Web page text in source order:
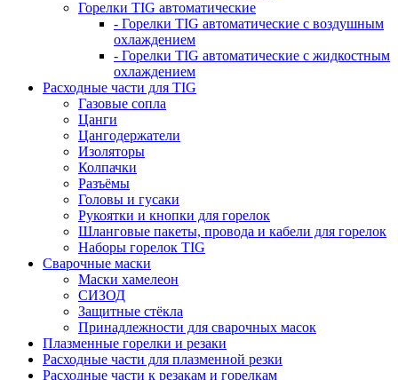
Горелки TIG автоматические
- Горелки TIG автоматические с воздушным
охлаждением
- Горелки TIG автоматические с жидкостным
охлаждением
Расходные части для TIG
Газовые сопла
Цанги
Цангодержатели
Изоляторы
Колпачки
Разъёмы
Головы и гусаки
Рукоятки и кнопки для горелок
Шланговые пакеты, провода и кабели для горелок
Наборы горелок TIG
Сварочные маски
Маски хамелеон
СИЗОД
Защитные стёкла
Принадлежности для сварочных масок
Плазменные горелки и резаки
Расходные части для плазменной резки
Расходные части к резакам и горелкам